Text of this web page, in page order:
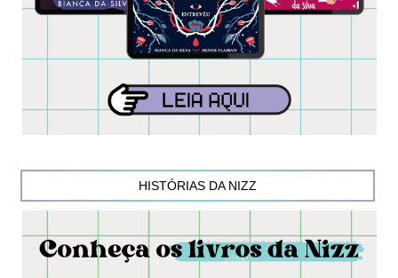
HISTÓRIAS DA NIZZ